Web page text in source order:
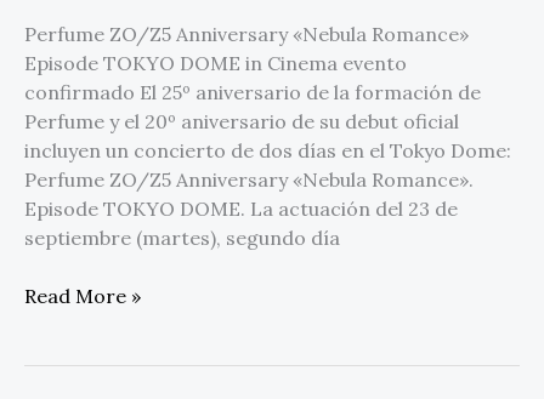
Perfume ZO/Z5 Anniversary «Nebula Romance»
Episode TOKYO DOME in Cinema evento
confirmado El 25º aniversario de la formación de
Perfume y el 20º aniversario de su debut oficial
incluyen un concierto de dos días en el Tokyo Dome:
Perfume ZO/Z5 Anniversary «Nebula Romance».
Episode TOKYO DOME. La actuación del 23 de
septiembre (martes), segundo día
Read More »